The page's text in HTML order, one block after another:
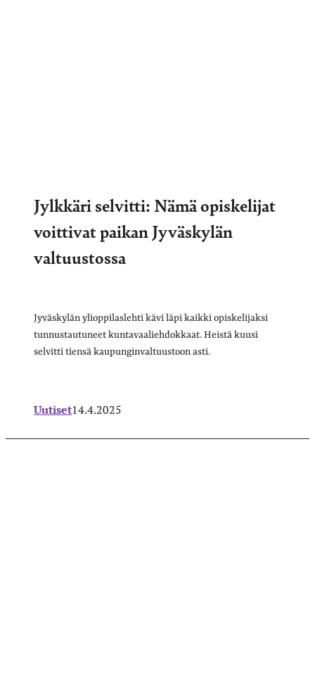
Jylkkäri selvitti: Nämä opiskelijat
voittivat paikan Jyväskylän
valtuustossa
Jyväskylän ylioppilaslehti kävi läpi kaikki opiskelijaksi
tunnustautuneet kuntavaaliehdokkaat. Heistä kuusi
selvitti tiensä kaupunginvaltuustoon asti.
Uutiset14.4.2025